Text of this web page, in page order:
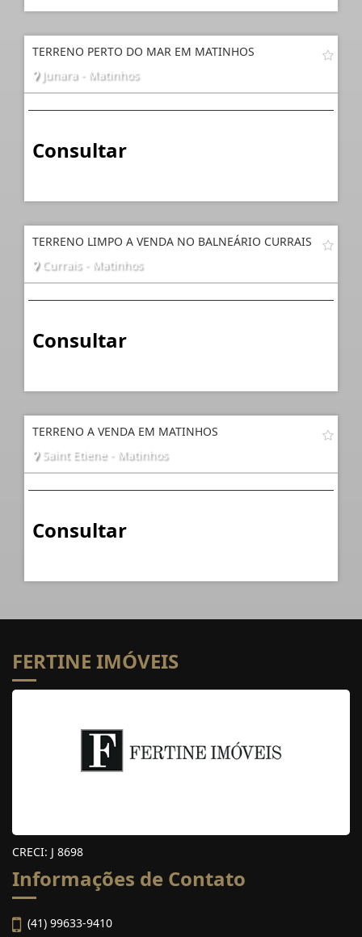
TERRENO PERTO DO MAR EM MATINHOS
Junara - Matinhos
Consultar
TERRENO LIMPO A VENDA NO BALNEÁRIO CURRAIS
Currais - Matinhos
Consultar
TERRENO A VENDA EM MATINHOS
Saint Etiene - Matinhos
Consultar
FERTINE IMÓVEIS
CRECI: J 8698
Informações de Contato
(41) 99633-9410